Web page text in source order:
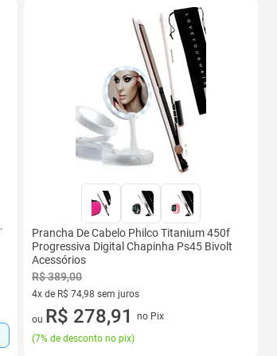
Prancha De Cabelo Philco Titanium 450f
Progressiva Digital Chapinha Ps45 Bivolt
Acessórios
R$ 389,00
4x de R$ 74,98 sem juros
4 vez de R$ 74,98 sem juros
ou R$ 278,91
no Pix
(7% de desconto no pix)